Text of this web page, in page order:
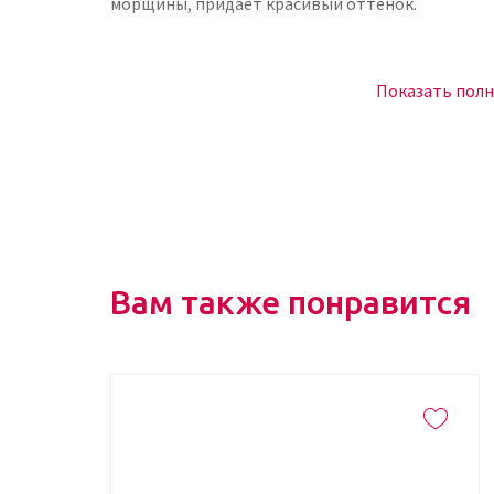
С защитным кремом можно долго нежиться под
коже. Закажите уникальный косметический
Показать
Вам также понравится